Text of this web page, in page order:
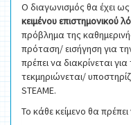
Ο διαγωνισμός θα έχει ως
κειμένου επιστημονικού
πρόβλημα της
πρόταση/ εισήγηση για
πρέπει να διακρίνεται
τεκμηριώνεται/
STEAME.
Το κάθε κείμενο θα